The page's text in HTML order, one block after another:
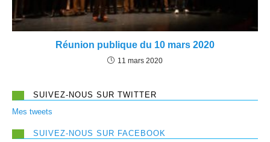
Réunion publique du 10 mars 2020
11 mars 2020
SUIVEZ-NOUS SUR TWITTER
Mes tweets
SUIVEZ-NOUS SUR FACEBOOK